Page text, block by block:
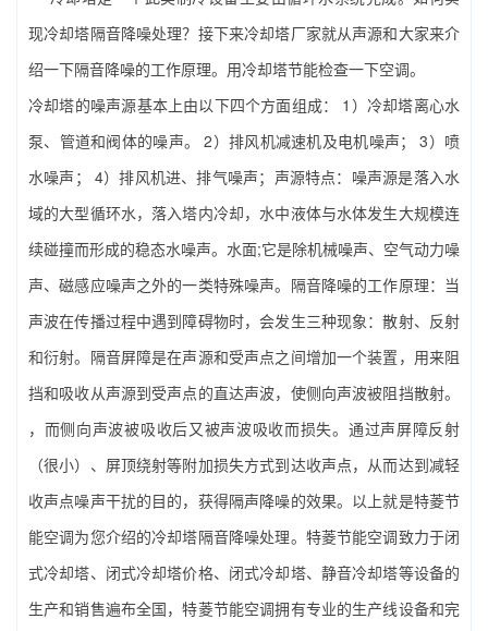
现冷却塔隔音降噪处理？接下来冷却塔厂家就从声源和大家来介
绍一下隔音降噪的工作原理。用冷却塔节能检查一下空调。
冷却塔的噪声源基本上由以下四个方面组成： 1）冷却塔离心水
泵、管道和阀体的噪声。 2）排风机减速机及电机噪声； 3）喷
水噪声； 4）排风机进、排气噪声；声源特点：噪声源是落入水
域的大型循环水，落入塔内冷却，水中液体与水体发生大规模连
续碰撞而形成的稳态水噪声。水面;它是除机械噪声、空气动力噪
声、磁感应噪声之外的一类特殊噪声。隔音降噪的工作原理：当
声波在传播过程中遇到障碍物时，会发生三种现象：散射、反射
和衍射。隔音屏障是在声源和受声点之间增加一个装置，用来阻
挡和吸收从声源到受声点的直达声波，使侧向声波被阻挡散射。
，而侧向声波被吸收后又被声波吸收而损失。通过声屏障反射
（很小）、屏顶绕射等附加损失方式到达收声点，从而达到减轻
收声点噪声干扰的目的，获得隔声降噪的效果。以上就是特菱节
能空调为您介绍的冷却塔隔音降噪处理。特菱节能空调致力于闭
式冷却塔、闭式冷却塔价格、闭式冷却塔、 静音冷却塔等设备的
生产和销售遍布全国，特菱节能空调拥有专业的生产线设备和完